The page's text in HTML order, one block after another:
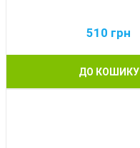
510 грн
ДО КОШИКУ